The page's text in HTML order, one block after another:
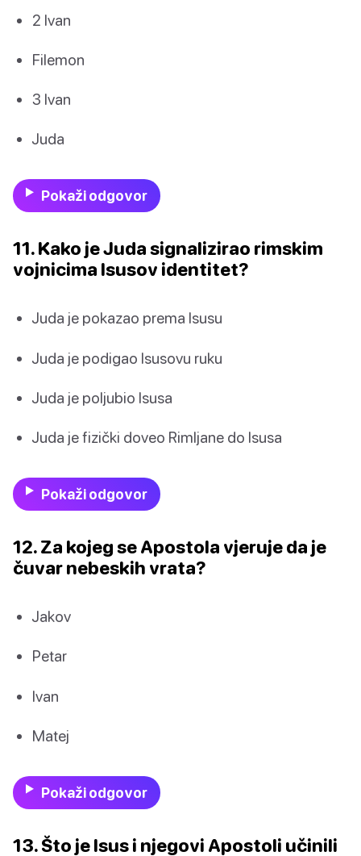
2 Ivan
Filemon
3 Ivan
Juda
Pokaži odgovor
11. Kako je Juda signalizirao rimskim
vojnicima Isusov identitet?
Juda je pokazao prema Isusu
Juda je podigao Isusovu ruku
Juda je poljubio Isusa
Juda je fizički doveo Rimljane do Isusa
Pokaži odgovor
12. Za kojeg se Apostola vjeruje da je
čuvar nebeskih vrata?
Jakov
Petar
Ivan
Matej
Pokaži odgovor
13. Što je Isus i njegovi Apostoli učinili